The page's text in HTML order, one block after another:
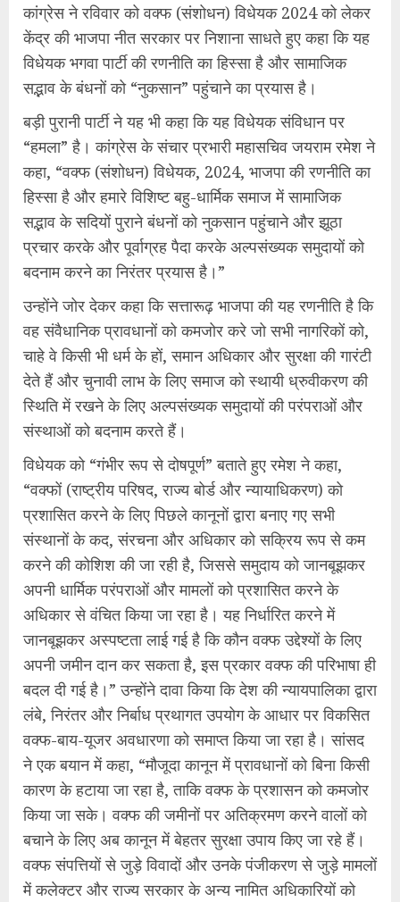
कांग्रेस ने रविवार को वक्फ (संशोधन) विधेयक 2024 को लेकर
केंद्र की भाजपा नीत सरकार पर निशाना साधते हुए कहा कि यह
विधेयक भगवा पार्टी की रणनीति का हिस्सा है और सामाजिक
सद्भाव के बंधनों को “नुकसान” पहुंचाने का प्रयास है।
बड़ी पुरानी पार्टी ने यह भी कहा कि यह विधेयक संविधान पर
“हमला” है। कांग्रेस के संचार प्रभारी महासचिव जयराम रमेश ने
कहा, “वक्फ (संशोधन) विधेयक, 2024, भाजपा की रणनीति का
हिस्सा है और हमारे विशिष्ट बहु-धार्मिक समाज में सामाजिक
सद्भाव के सदियों पुराने बंधनों को नुकसान पहुंचाने और झूठा
प्रचार करके और पूर्वाग्रह पैदा करके अल्पसंख्यक समुदायों को
बदनाम करने का निरंतर प्रयास है।”
उन्होंने जोर देकर कहा कि सत्तारूढ़ भाजपा की यह रणनीति है कि
वह संवैधानिक प्रावधानों को कमजोर करे जो सभी नागरिकों को,
चाहे वे किसी भी धर्म के हों, समान अधिकार और सुरक्षा की गारंटी
देते हैं और चुनावी लाभ के लिए समाज को स्थायी ध्रुवीकरण की
स्थिति में रखने के लिए अल्पसंख्यक समुदायों की परंपराओं और
संस्थाओं को बदनाम करते हैं।
विधेयक को “गंभीर रूप से दोषपूर्ण” बताते हुए रमेश ने कहा,
“वक्फों (राष्ट्रीय परिषद, राज्य बोर्ड और न्यायाधिकरण) को
प्रशासित करने के लिए पिछले कानूनों द्वारा बनाए गए सभी
संस्थानों के कद, संरचना और अधिकार को सक्रिय रूप से कम
करने की कोशिश की जा रही है, जिससे समुदाय को जानबूझकर
अपनी धार्मिक परंपराओं और मामलों को प्रशासित करने के
अधिकार से वंचित किया जा रहा है। यह निर्धारित करने में
जानबूझकर अस्पष्टता लाई गई है कि कौन वक्फ उद्देश्यों के लिए
अपनी जमीन दान कर सकता है, इस प्रकार वक्फ की परिभाषा ही
बदल दी गई है।” उन्होंने दावा किया कि देश की न्यायपालिका द्वारा
लंबे, निरंतर और निर्बाध प्रथागत उपयोग के आधार पर विकसित
वक्फ-बाय-यूजर अवधारणा को समाप्त किया जा रहा है। सांसद
ने एक बयान में कहा, “मौजूदा कानून में प्रावधानों को बिना किसी
कारण के हटाया जा रहा है, ताकि वक्फ के प्रशासन को कमजोर
किया जा सके। वक्फ की जमीनों पर अतिक्रमण करने वालों को
बचाने के लिए अब कानून में बेहतर सुरक्षा उपाय किए जा रहे हैं।
वक्फ संपत्तियों से जुड़े विवादों और उनके पंजीकरण से जुड़े मामलों
में कलेक्टर और राज्य सरकार के अन्य नामित अधिकारियों को